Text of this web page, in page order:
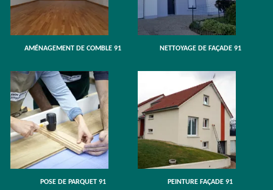
AMÉNAGEMENT DE COMBLE 91 NETTOYAGE DE FAÇADE 91
POSE DE PARQUET 91 PEINTURE FAÇADE 91